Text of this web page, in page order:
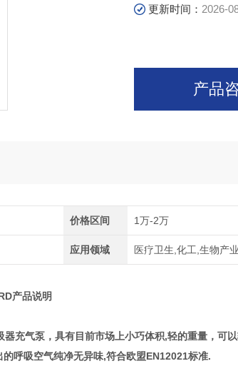
更新时间： 2026-
产品
价格区间 1万-2万
应用领域 医疗卫生,化工,生物产
产品说明
充气泵，具有目前市场上小巧体积,轻的重量，可
呼吸空气纯净无异味,符合欧盟EN12021标准.